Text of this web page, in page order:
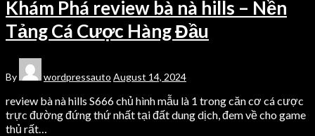
Khám Phá review bà nà hills – Nền
Tảng Cá Cược Hàng Đầu
By wordpressauto August 14, 2024
review bà nà hills S666 chủ hình mẫu là 1 trong căn cơ cá cược
trực đường đứng thứ nhất tại đất dung dịch, đem về cho game
thủ rất…